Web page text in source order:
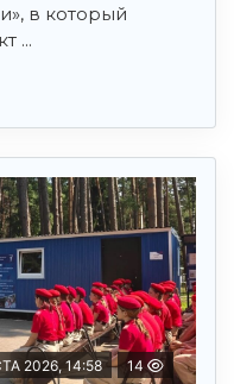
в который
...
2026, 14:58 14